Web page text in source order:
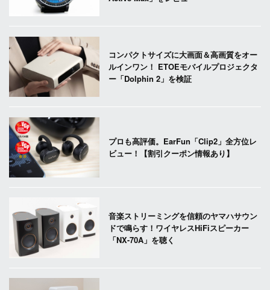
コンパクトサイズに大画面＆高画質をオー
ルインワン！ ETOEモバイルプロジェクタ
ー「Dolphin 2」を検証
プロも高評価。EarFun「Clip2」全方位レ
ビュー！【割引クーポン情報あり】
音楽ストリーミングを信頼のヤマハサウン
ドで鳴らす！ワイヤレスHiFiスピーカー
「NX-70A」を聴く